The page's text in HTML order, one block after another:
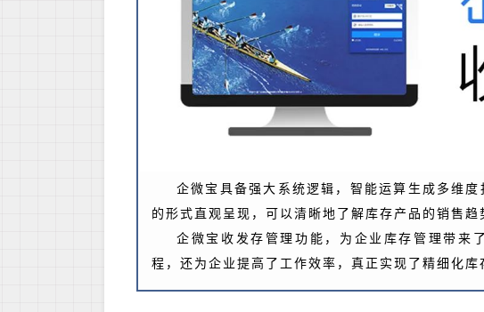
企微宝具备强大系统逻辑，智能运算生成多维
的形式直观呈现，可以清晰地了解库存产品的销售趋
企微宝收发存管理功能，为企业库存管理带来
程，还为企业提高了工作效率，真正实现了精细化库